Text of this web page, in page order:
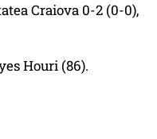
Craiova 0-2 (0-0),
Houri (86).